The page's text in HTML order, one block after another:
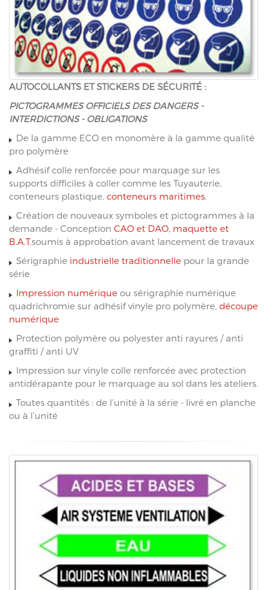
AUTOCOLLANTS ET STICKERS DE SÉCURITÉ :
PICTOGRAMMES OFFICIELS DES DANGERS -
INTERDICTIONS - OBLIGATIONS
De la gamme ECO en monomère à la gamme qualité
pro polymère
Adhésif colle renforcée pour marquage sur les
supports difficiles à coller comme les Tuyauterie,
conteneurs plastique, conteneurs maritimes.
Création de nouveaux symboles et pictogrammes à la
demande - Conception CAO et DAO, maquette et
B.A.T.soumis à approbation avant lancement de travaux
Sérigraphie industrielle traditionnelle pour la grande
série
Impression numérique ou sérigraphie numérique
quadrichromie sur adhésif vinyle pro polymère, découpe
numérique
Protection polymère ou polyester anti rayures / anti
graffiti / anti UV
Impression sur vinyle colle renforcée avec protection
antidérapante pour le marquage au sol dans les ateliers.
Toutes quantités : de l’unité à la série - livré en planche
ou à l’unité